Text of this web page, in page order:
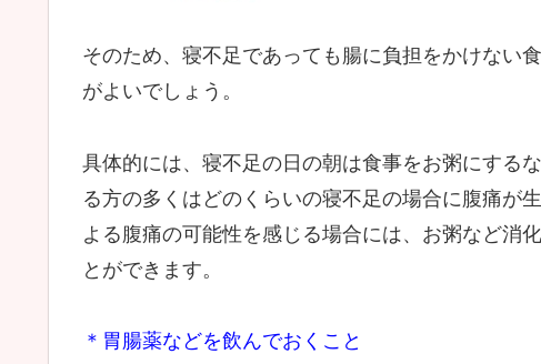
そのため、寝不足であっても腸に負担をかけない
がよいでしょう。
具体的には、寝不足の日の朝は食事をお粥にする
る方の多くはどのくらいの寝不足の場合に腹痛が
よる腹痛の可能性を感じる場合には、お粥など消
とができます。
＊胃腸薬などを飲んでおくこと